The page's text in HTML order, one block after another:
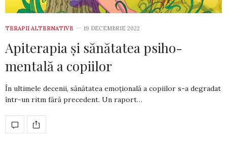
TERAPII ALTERNATIVE 19 DECEMBRIE 2022
Apiterapia și sănătatea psiho-
mentală a copiilor
În ultimele decenii, sănătatea emoțională a copiilor s-a degradat
într-un ritm fără prece­dent. Un raport…